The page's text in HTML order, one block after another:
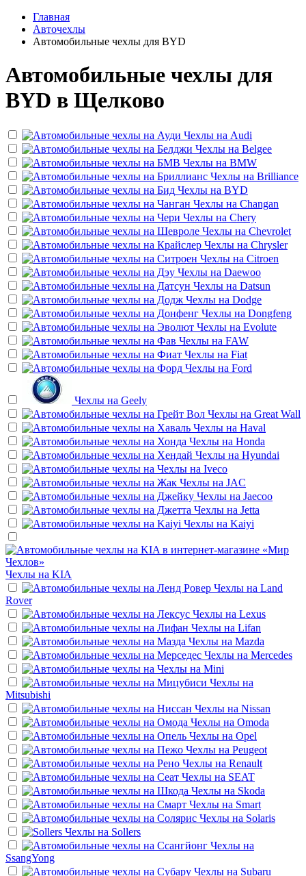
Главная
Авточехлы
Автомобильные чехлы для BYD
Автомобильные чехлы для
BYD в Щелково
Чехлы на Audi
Чехлы на Belgee
Чехлы на BMW
Чехлы на Brilliance
Чехлы на BYD
Чехлы на Changan
Чехлы на Chery
Чехлы на Chevrolet
Чехлы на Chrysler
Чехлы на Citroen
Чехлы на Daewoo
Чехлы на Datsun
Чехлы на Dodge
Чехлы на Dongfeng
Чехлы на Evolute
Чехлы на FAW
Чехлы на Fiat
Чехлы на Ford
Чехлы на Geely
Чехлы на Great Wall
Чехлы на Haval
Чехлы на Honda
Чехлы на Hyundai
Чехлы на Iveco
Чехлы на JAC
Чехлы на Jaecoo
Чехлы на Jetta
Чехлы на Kaiyi
Чехлы на KIA
Чехлы на Land
Rover
Чехлы на Lexus
Чехлы на Lifan
Чехлы на Mazda
Чехлы на Mercedes
Чехлы на Mini
Чехлы на
Mitsubishi
Чехлы на Nissan
Чехлы на Omoda
Чехлы на Opel
Чехлы на Peugeot
Чехлы на Renault
Чехлы на SEAT
Чехлы на Skoda
Чехлы на Smart
Чехлы на Solaris
Чехлы на Sollers
Чехлы на
SsangYong
Чехлы на Subaru